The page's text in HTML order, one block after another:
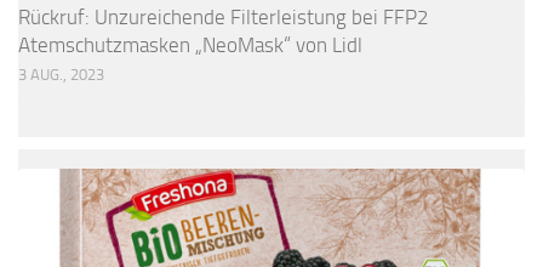
Rückruf: Unzureichende Filterleistung bei FFP2
Atemschutzmasken „NeoMask“ von Lidl
3 AUG., 2023